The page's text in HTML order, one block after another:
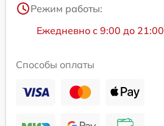
Режим работы:
Ежедневно с 9:00 до 21:00
Способы оплаты